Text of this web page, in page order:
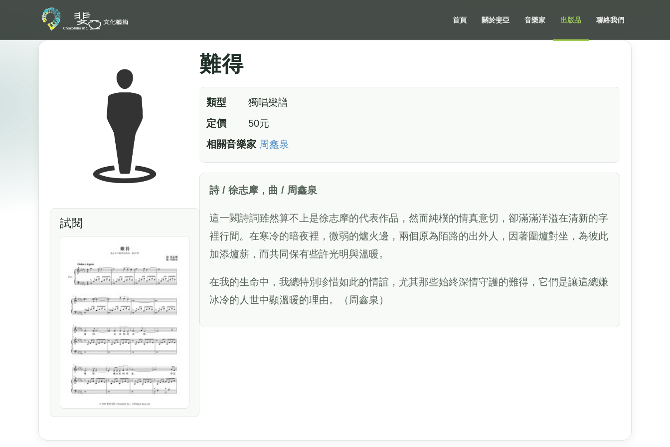
首頁 關於斐亞 音樂家 出版品 聯絡我們
試閱
難得
類型
獨唱樂譜
定價
50元
相關音樂家 周鑫泉
詩 / 徐志摩，曲 / 周鑫泉
這一闕詩詞雖然算不上是徐志摩的代表作品，然而純樸的情真意切，卻滿滿洋溢在清新的字
裡行間。在寒冷的暗夜裡，微弱的爐火邊，兩個原為陌路的出外人，因著圍爐對坐，為彼此
加添爐薪，而共同保有些許光明與溫暖。
在我的生命中，我總特別珍惜如此的情誼，尤其那些始終深情守護的難得，它們是讓這總嫌
冰冷的人世中顯溫暖的理由。（周鑫泉）